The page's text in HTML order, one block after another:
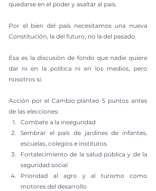
quedarse en el poder y asaltar al país.
Por el bien del país necesitamos una nueva
Constitución, la del futuro, no la del pasado.
Esa es la discusión de fondo que nadie quiere
dar ni en la política ni en los medios, pero
nosotros si.
Acción por el Cambio planteó 5 puntos antes
de las elecciones:
Combate a la inseguridad
Sembrar el país de jardines de infantes,
escuelas, colegios e institutos
Fortalecimiento de la salud pública y de la
seguridad social
Prioridad al agro y al turismo como
motores del desarrollo